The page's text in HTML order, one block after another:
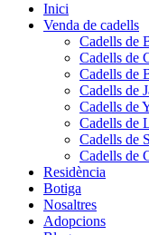
Inici
Venda de cadells
Cadells de
Cadells de
Cadells de
Cadells de
Cadells de
Cadells de
Cadells de
Cadells de
Residència
Botiga
Nosaltres
Adopcions